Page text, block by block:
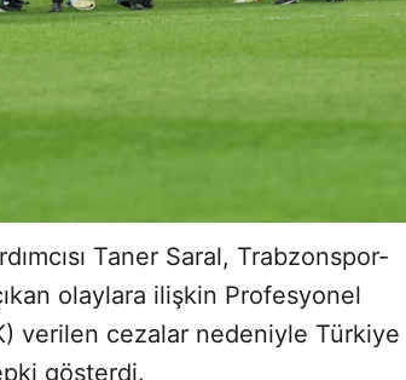
Taner Saral, Trabzonspor-
olaylara ilişkin Profesyonel
verilen cezalar nedeniyle Türkiye
gösterdi.